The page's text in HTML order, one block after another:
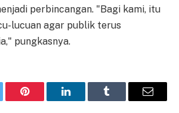
perbincangan. "Bagi kami, itu
lucuan agar publik terus
pungkasnya.
Pinterest LinkedInTumblr Email